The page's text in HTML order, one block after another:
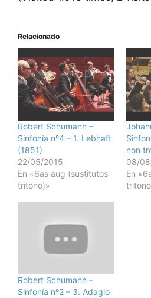
Relacionado
Robert Schumann –
Sinfonía nº4 – 1. Lebhaft
(1851)
22/05/2015
En «6as aug (sustitutos
tritono)»
non
08/
En
Robert Schumann –
Sinfonía nº2 – 3. Adagio